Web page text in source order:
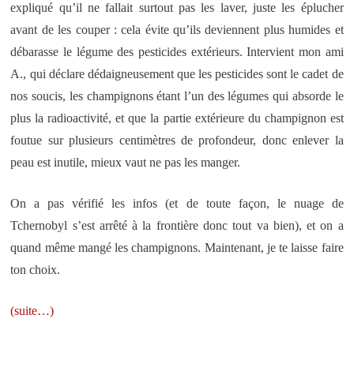
expliqué qu’il ne fallait surtout pas les laver, juste les éplucher
avant de les couper : cela évite qu’ils deviennent plus humides et
débarasse le légume des pesticides extérieurs. Intervient mon ami
A., qui déclare dédaigneusement que les pesticides sont le cadet de
nos soucis, les champignons étant l’un des légumes qui absorde le
plus la radioactivité, et que la partie extérieure du champignon est
foutue sur plusieurs centimètres de profondeur, donc enlever la
peau est inutile, mieux vaut ne pas les manger.
On a pas vérifié les infos (et de toute façon, le nuage de
Tchernobyl s’est arrêté à la frontière donc tout va bien), et on a
quand même mangé les champignons. Maintenant, je te laisse faire
ton choix.
(suite…)